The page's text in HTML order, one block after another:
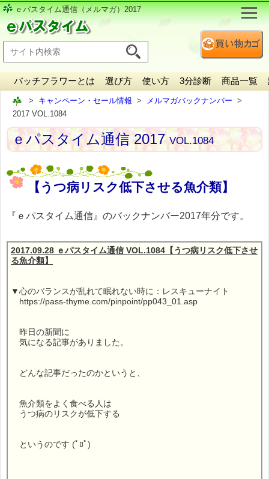
ｅパスタイム通信（メルマガ）2017
バッチフラワーとは 選び方 使い方 3分診断 商品一覧
キャンペーン・セール情報
メルマガバックナンバー
2017 VOL.1084
ｅパスタイム通信 2017VOL.1084
【うつ病リスク低下させる魚介類】
『ｅパスタイム通信』のバックナンバー2017年分です。
2017.09.28 ｅパスタイム通信 VOL.1084【うつ病リスク低下させ
る魚介類】
▼心のバランスが乱れて眠れない時に：レスキューナイト
https://pass-thyme.com/pinpoint/pp043_01.asp
昨日の新聞に
気になる記事がありました。
どんな記事だったのかというと、
魚介類をよく食べる人は
うつ病のリスクが低下する
というのです (ﾟﾛﾟ)